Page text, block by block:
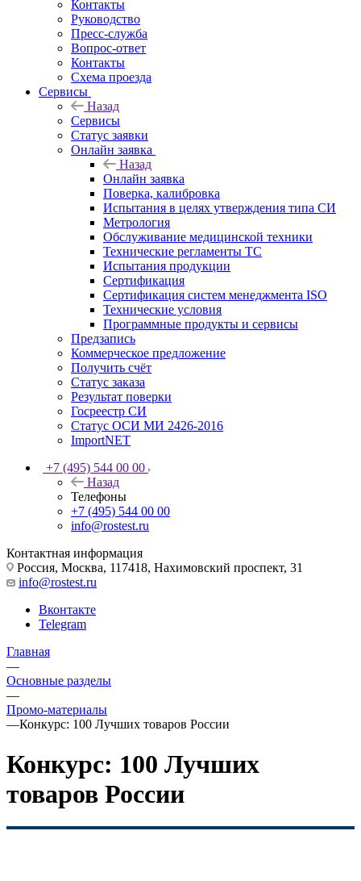
Контакты
Руководство
Пресс-служба
Вопрос-ответ
Контакты
Схема проезда
Сервисы
Назад
Сервисы
Статус заявки
Онлайн заявка
Назад
Онлайн заявка
Поверка, калибровка
Испытания в целях утверждения типа СИ
Метрология
Обслуживание медицинской техники
Технические регламенты ТС
Испытания продукции
Сертификация
Сертификация систем менеджмента ISO
Технические условия
Программные продукты и сервисы
Предзапись
Коммерческое предложение
Получить счёт
Статус заказа
Результат поверки
Госреестр СИ
Статус ОСИ МИ 2426-2016
ImportNET
+7 (495) 544 00 00
Назад
Телефоны
+7 (495) 544 00 00
info@rostest.ru
Контактная информация
Россия, Москва, 117418, Нахимовский проспект, 31
info@rostest.ru
Вконтакте
Telegram
Главная
—
Основные разделы
—
Промо-материалы
—Конкурс: 100 Лучших товаров России
Конкурс: 100 Лучших
товаров России